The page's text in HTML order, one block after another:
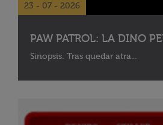
23 - 07 - 2026
PAW PATROL: LA DINO
Sinopsis: Tras quedar atra...